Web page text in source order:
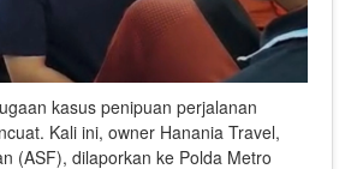
kasus penipuan perjalanan
Kali ini, owner Hanania Travel,
(ASF), dilaporkan ke Polda Metro